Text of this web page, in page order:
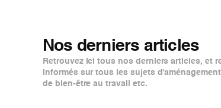
Nos derniers articles
Retrouvez ici tous nos derniers articles, et
informés sur tous les sujets
de bien-être au travail etc.